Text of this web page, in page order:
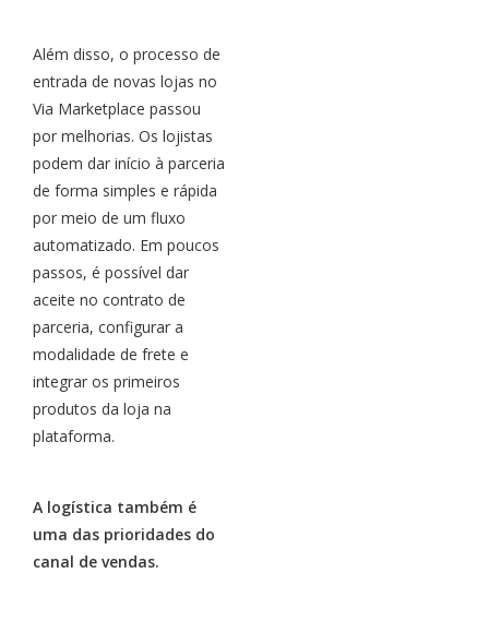
Além disso, o processo de
entrada de novas lojas no
Via Marketplace passou
por melhorias. Os lojistas
podem dar início à parceria
de forma simples e rápida
por meio de um fluxo
automatizado. Em poucos
passos, é possível dar
aceite no contrato de
parceria, configurar a
modalidade de frete e
integrar os primeiros
produtos da loja na
plataforma.
A logística também é
uma das prioridades do
canal de vendas.